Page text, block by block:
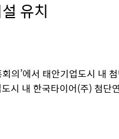
유치
의’에서 태안기업도시 내
시 내 한국타이어(주) 첨단